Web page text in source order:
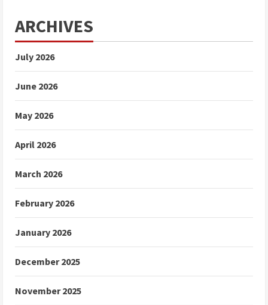
ARCHIVES
July 2026
June 2026
May 2026
April 2026
March 2026
February 2026
January 2026
December 2025
November 2025